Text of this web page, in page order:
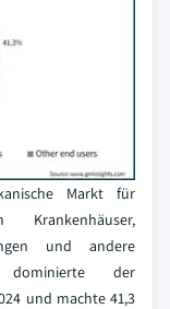
Markt für
Krankenhäuser,
und andere
dominierte der
und machte 41,3